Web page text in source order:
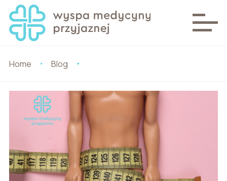
Home Blog